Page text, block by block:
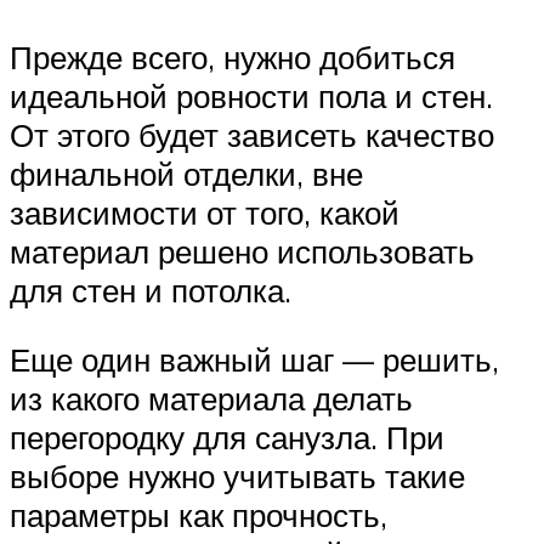
Прежде всего, нужно добиться
идеальной ровности пола и стен.
От этого будет зависеть качество
финальной отделки, вне
зависимости от того, какой
материал решено использовать
для стен и потолка.
Еще один важный шаг — решить,
из какого материала делать
перегородку для санузла. При
выборе нужно учитывать такие
параметры как прочность,